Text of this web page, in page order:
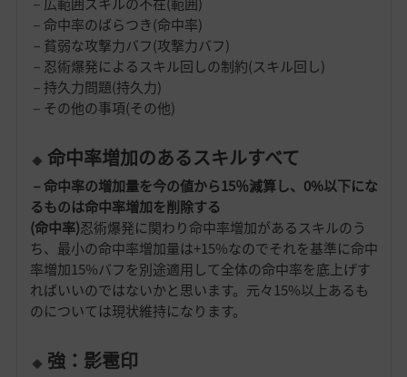
－広範囲スキルの不在(範囲)
－命中率のばらつき(命中率)
－貧弱な攻撃力バフ(攻撃力バフ)
－忍術爆発によるスキル回しの制約(スキル回し)
－持久力問題(持久力)
－その他の事項(その他)
命中率増加のあるスキルすべて
－命中率の増加量を今の値から15％減算し、0%以下にな
るものは命中率増加を削除する
(命中率)忍術爆発に関わり命中率増加があるスキルのう
ち、最小の命中率増加量は+15%なのでそれを基準に命中
率増加15%バフを別途適用して全体の命中率を底上げす
ればいいのではないかと思います。元々15%以上あるも
のについては現状維持になります。
強：影雹印